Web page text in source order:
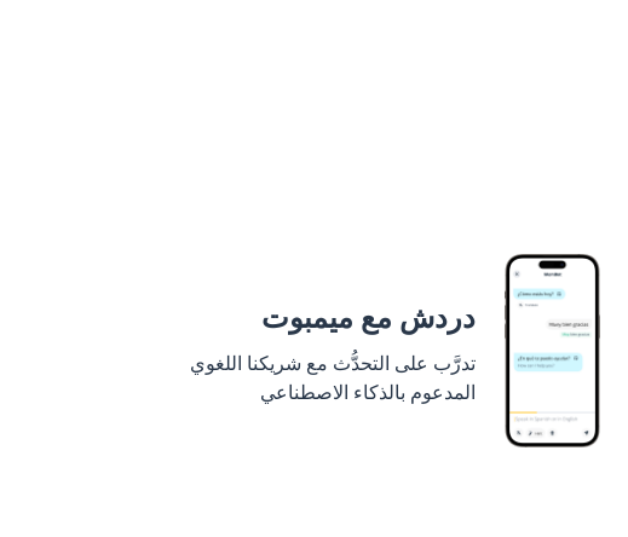
دردش مع ميمبوت
تدرَّب على التحدُّث مع شريكنا اللغوي
المدعوم بالذكاء الاصطناعي